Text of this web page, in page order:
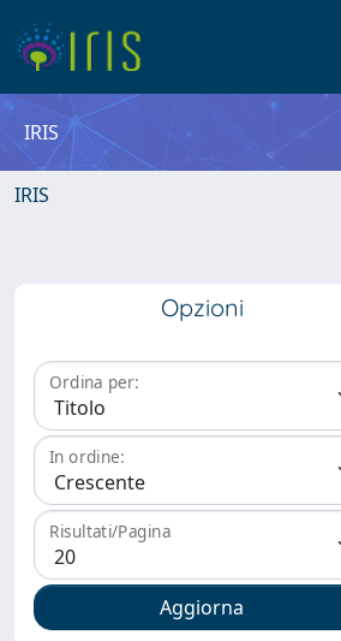
IRIS
IRIS
Opzioni
Ordina per:
In ordine:
Risultati/Pagina